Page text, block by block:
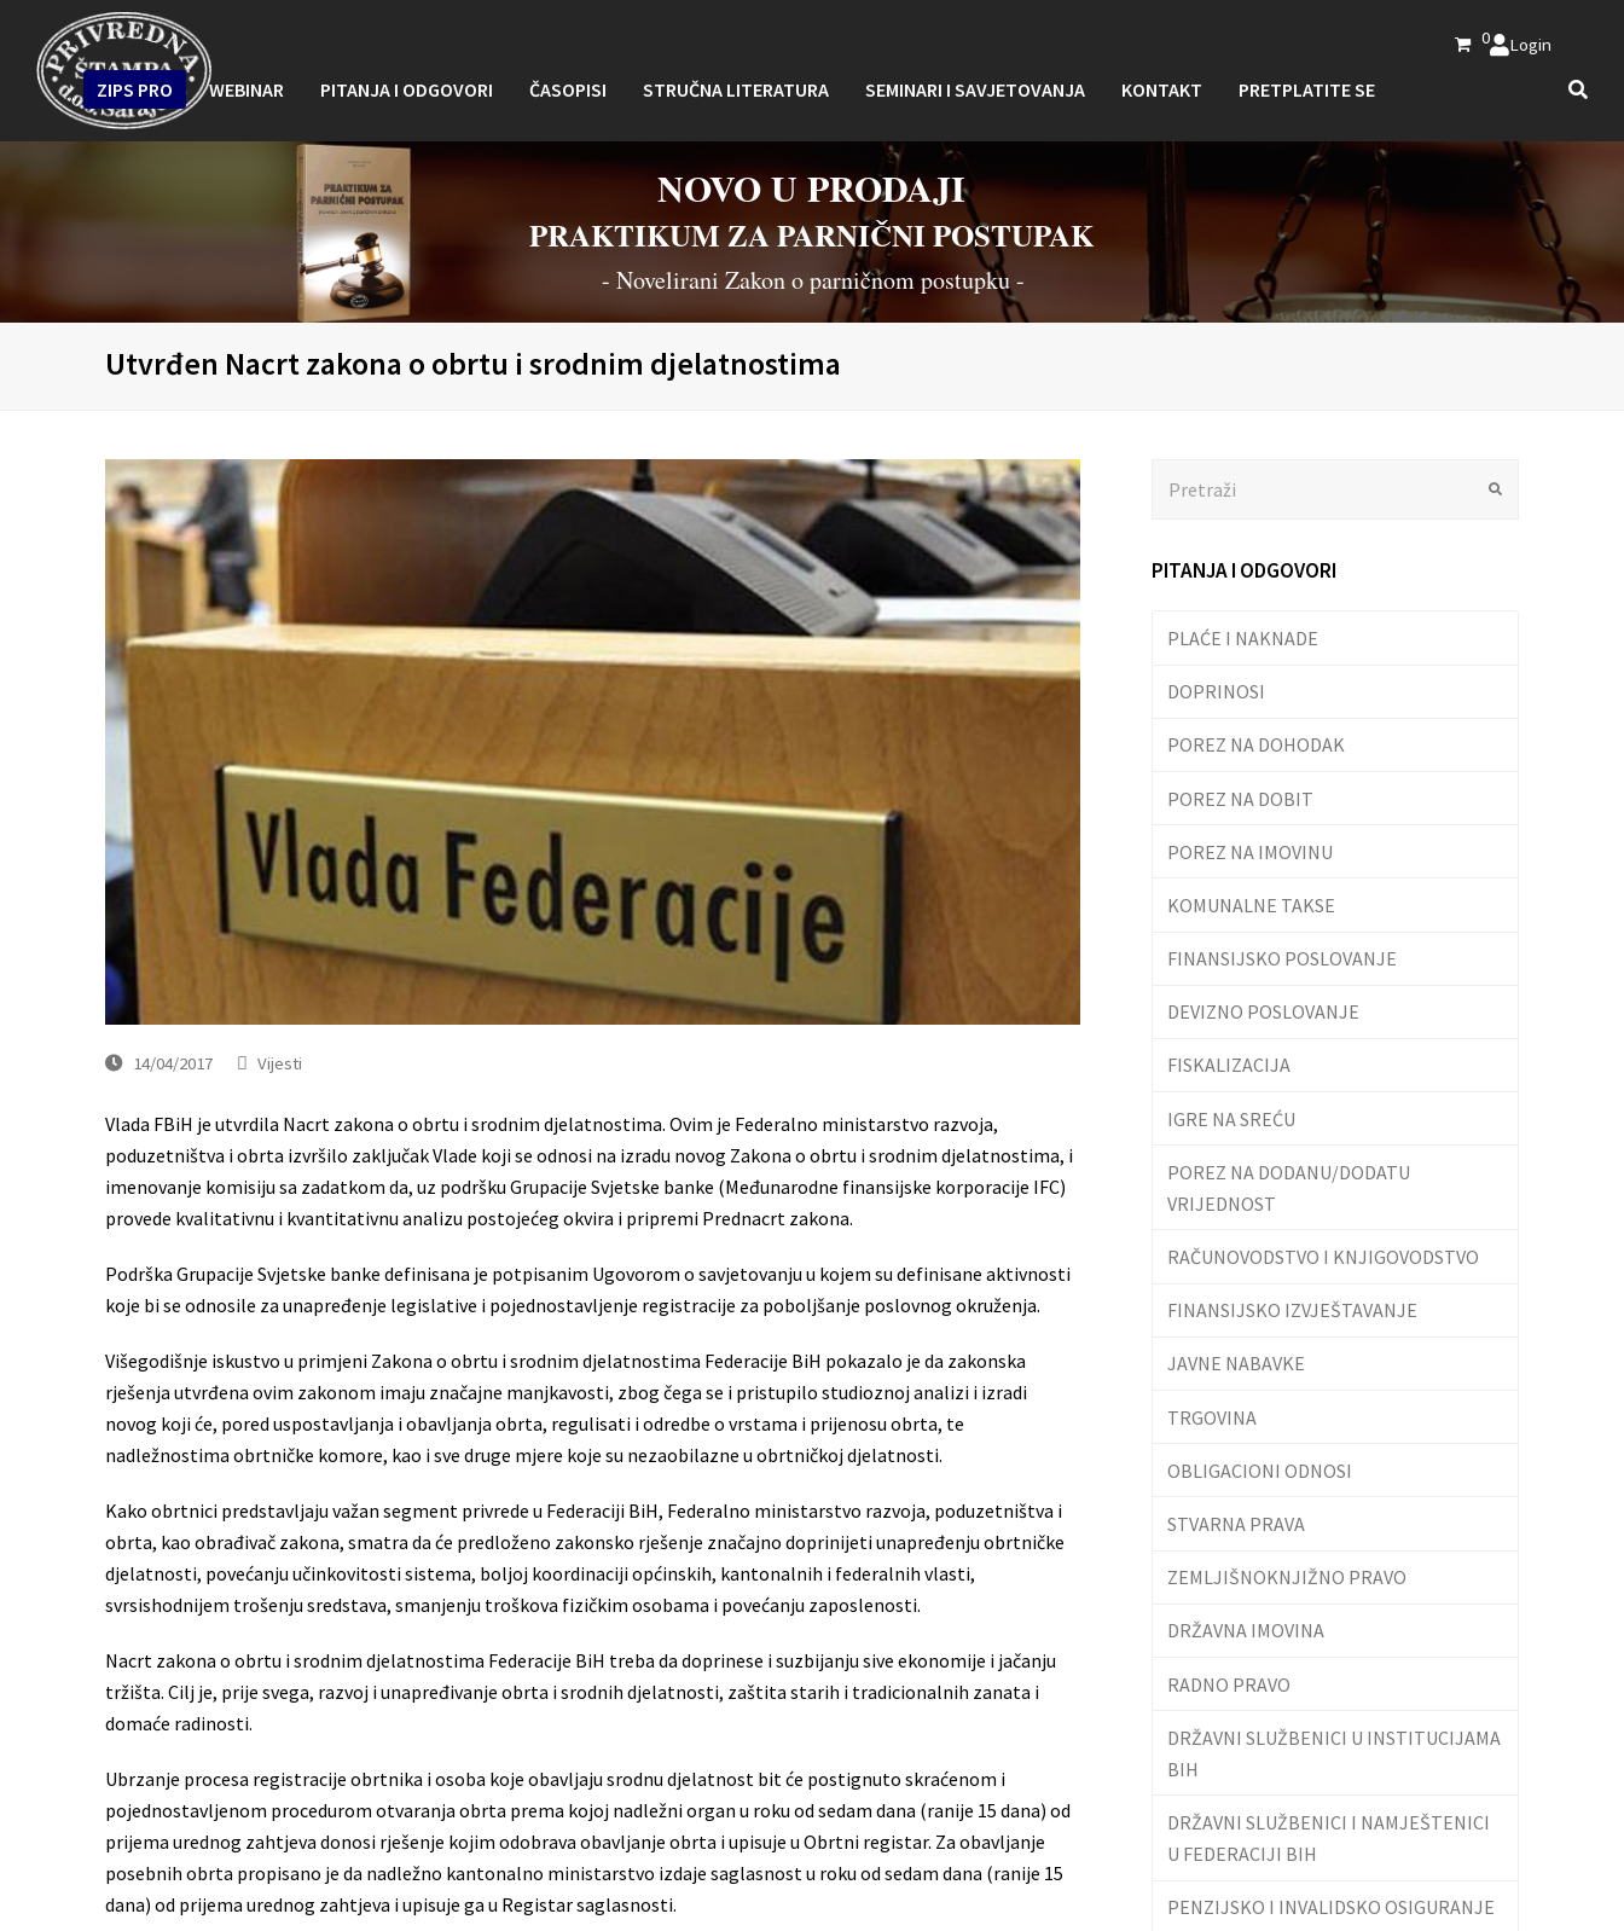
0 Login
ZIPS PRO WEBINAR PITANJA I ODGOVORI ČASOPISI STRUČNA LITERATURA SEMINARI I SAVJETOVANJA KONTAKT PRETPLATITE SE
NOVO U PRODAJI
PRAKTIKUM ZA PARNIČNI POSTUPAK
- Novelirani Zakon o parničnom postupku -
Utvrđen Nacrt zakona o obrtu i srodnim djelatnostima
14/04/2017 Vijesti
Vlada FBiH je utvrdila Nacrt zakona o obrtu i srodnim djelatnostima. Ovim je Federalno ministarstvo razvoja,
poduzetništva i obrta izvršilo zaključak Vlade koji se odnosi na izradu novog Zakona o obrtu i srodnim djelatnostima, i
imenovanje komisiju sa zadatkom da, uz podršku Grupacije Svjetske banke (Međunarodne finansijske korporacije IFC)
provede kvalitativnu i kvantitativnu analizu postojećeg okvira i pripremi Prednacrt zakona.
Podrška Grupacije Svjetske banke definisana je potpisanim Ugovorom o savjetovanju u kojem su definisane aktivnosti
koje bi se odnosile za unapređenje legislative i pojednostavljenje registracije za poboljšanje poslovnog okruženja.
Višegodišnje iskustvo u primjeni Zakona o obrtu i srodnim djelatnostima Federacije BiH pokazalo je da zakonska
rješenja utvrđena ovim zakonom imaju značajne manjkavosti, zbog čega se i pristupilo studioznoj analizi i izradi
novog koji će, pored uspostavljanja i obavljanja obrta, regulisati i odredbe o vrstama i prijenosu obrta, te
nadležnostima obrtničke komore, kao i sve druge mjere koje su nezaobilazne u obrtničkoj djelatnosti.
Kako obrtnici predstavljaju važan segment privrede u Federaciji BiH, Federalno ministarstvo razvoja, poduzetništva i
obrta, kao obrađivač zakona, smatra da će predloženo zakonsko rješenje značajno doprinijeti unapređenju obrtničke
djelatnosti, povećanju učinkovitosti sistema, boljoj koordinaciji općinskih, kantonalnih i federalnih vlasti,
svrsishodnijem trošenju sredstava, smanjenju troškova fizičkim osobama i povećanju zaposlenosti.
Nacrt zakona o obrtu i srodnim djelatnostima Federacije BiH treba da doprinese i suzbijanju sive ekonomije i jačanju
tržišta. Cilj je, prije svega, razvoj i unapređivanje obrta i srodnih djelatnosti, zaštita starih i tradicionalnih zanata i
domaće radinosti.
Ubrzanje procesa registracije obrtnika i osoba koje obavljaju srodnu djelatnost bit će postignuto skraćenom i
pojednostavljenom procedurom otvaranja obrta prema kojoj nadležni organ u roku od sedam dana (ranije 15 dana) od
prijema urednog zahtjeva donosi rješenje kojim odobrava obavljanje obrta i upisuje u Obrtni registar. Za obavljanje
posebnih obrta propisano je da nadležno kantonalno ministarstvo izdaje saglasnost u roku od sedam dana (ranije 15
dana) od prijema urednog zahtjeva i upisuje ga u Registar saglasnosti.
PITANJA I ODGOVORI
PLAĆE I NAKNADE
DOPRINOSI
POREZ NA DOHODAK
POREZ NA DOBIT
POREZ NA IMOVINU
KOMUNALNE TAKSE
FINANSIJSKO POSLOVANJE
DEVIZNO POSLOVANJE
FISKALIZACIJA
IGRE NA SREĆU
POREZ NA DODANU/DODATU
VRIJEDNOST
RAČUNOVODSTVO I KNJIGOVODSTVO
FINANSIJSKO IZVJEŠTAVANJE
JAVNE NABAVKE
TRGOVINA
OBLIGACIONI ODNOSI
STVARNA PRAVA
ZEMLJIŠNOKNJIŽNO PRAVO
DRŽAVNA IMOVINA
RADNO PRAVO
DRŽAVNI SLUŽBENICI U INSTITUCIJAMA
BIH
DRŽAVNI SLUŽBENICI I NAMJEŠTENICI
U FEDERACIJI BIH
PENZIJSKO I INVALIDSKO OSIGURANJE